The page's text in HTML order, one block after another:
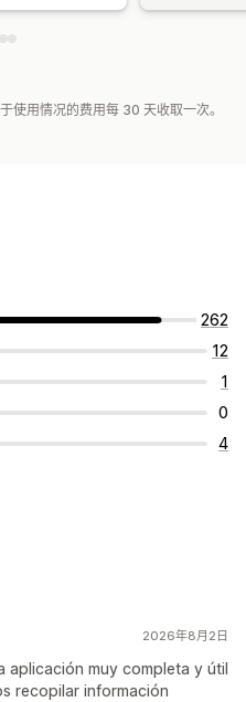
使用情况的费用每 30 天收取一次。
262
12
1
0
4
2026年8月2日
aplicación muy completa y útil
recopilar información